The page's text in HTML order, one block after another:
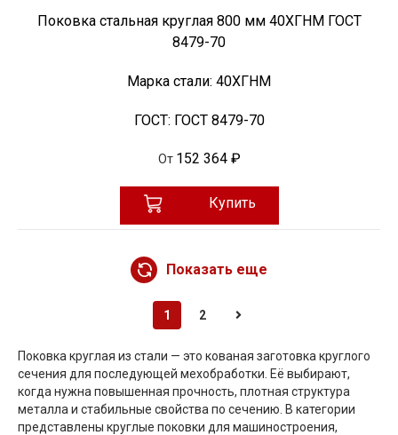
Поковка стальная круглая 800 мм 40ХГНМ ГОСТ
8479-70
Марка стали: 40ХГНМ
ГОСТ: ГОСТ 8479-70
От 152 364 ₽
Купить
Показать еще
1 2
Поковка круглая из стали — это кованая заготовка круглого
сечения для последующей мехобработки. Её выбирают,
когда нужна повышенная прочность, плотная структура
металла и стабильные свойства по сечению. В категории
представлены круглые поковки для машиностроения,